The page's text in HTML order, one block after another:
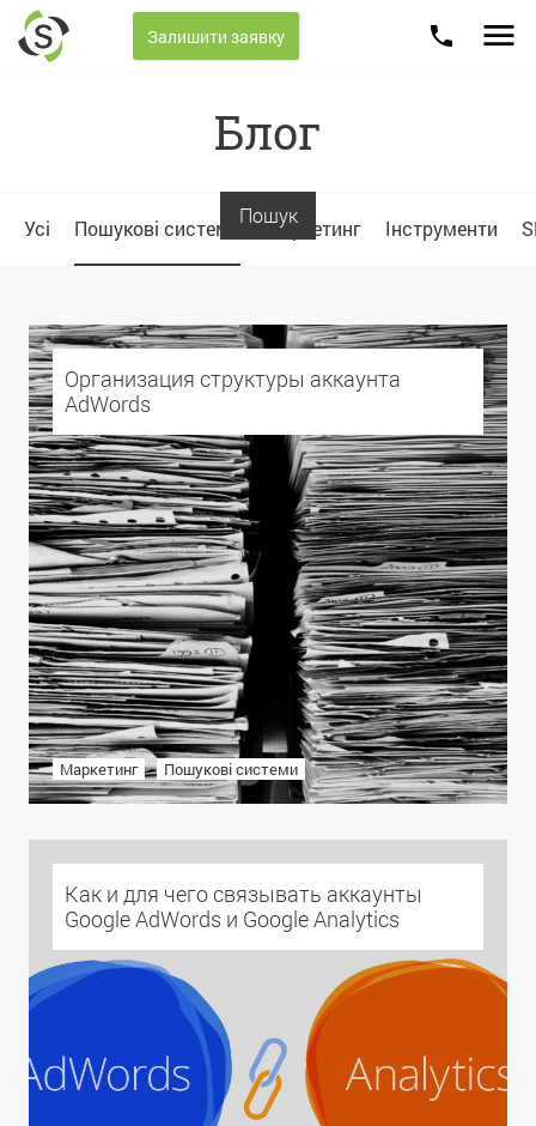
216.73.216.17
Skip
content
Залишити заявку
Блог
Пошук
Усі Маркетинг Інструменти
Пошукові системи
Организация структуры аккаунта
AdWords
Маркетинг Пошукові системи
Как и для чего связывать аккаунты
Google AdWords и Google Analytics